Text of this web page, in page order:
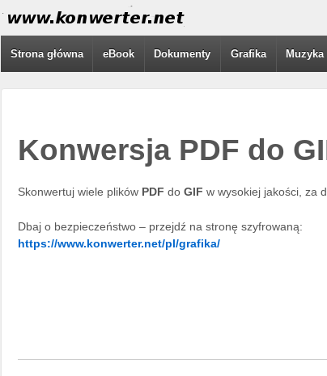
Strona główna eBook Dokumenty Grafika Muzyka
Konwersja PDF do
Skonwertuj wiele plików PDF do GIF w wysokiej jakości, za
Dbaj o bezpieczeństwo – przejdź na stronę szyfrowaną:
https://www.konwerter.net/pl/grafika/